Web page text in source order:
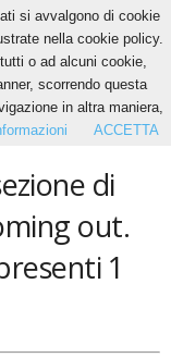
di
out.
1
si avvalgono di cookie
nella cookie policy.
o ad alcuni cookie,
scorrendo questa
in altra maniera,
ACCETTA